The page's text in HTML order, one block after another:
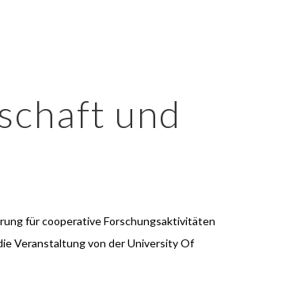
und
für cooperative Forschungsaktivitäten
Veranstaltung von der University Of